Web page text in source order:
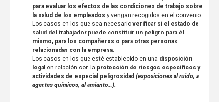
para evaluar los efectos de las condiciones de trabajo sobre
la salud de los empleados y vengan recogidos en el convenio.
Los casos en los que sea necesario verificar si el estado de
salud del trabajador puede constituir un peligro para él
mismo, para los compañeros o para otras personas
relacionadas con la empresa.
Los casos en los que esté establecido en una disposición
legal en relación con la protección de riesgos específicos y
actividades de especial peligrosidad (exposiciones al ruido, a
agentes químicos, al amianto…).